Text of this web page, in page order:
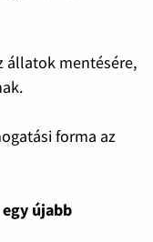
állatok mentésére,
forma az
újabb